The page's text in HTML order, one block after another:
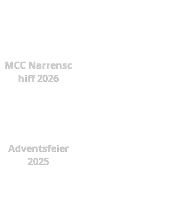
MCC Narrensc
hiff 2026
Adventsfeier
2025